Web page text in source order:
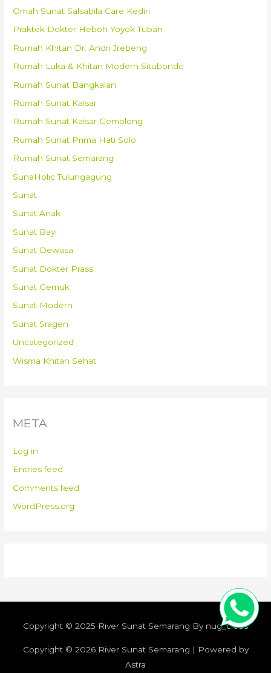
Omah Sunat Salsabila Care Kediri
Praktek Dokter Heboh Yoyok Tuban
Rumah Khitan Dr. Andri Jrebeng
Rumah Luka & Khitan Modern Situbondo
Rumah Sunat Bangkalan
Rumah Sunat Kaisar
Rumah Sunat Kaisar Gemolong
Rumah Sunat Prima Hati Solo
Rumah Sunat Semarang
SunaHolic Tulungagung
Sunat
Sunat Anak
Sunat Bayi
Sunat Dewasa
Sunat Dokter Prass
Sunat Gemuk
Sunat Modern
Sunat Sragen
Uncategorized
Wisma Khitan Sehat
META
Log in
Entries feed
Comments feed
WordPress.org
Copyright © 2025 River Sunat Semarang By nug_cleus
Copyright © 2026 River Sunat Semarang | Powered by
Astra